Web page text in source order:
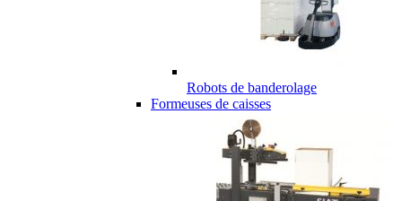
Robots de banderolage
Formeuses de caisses